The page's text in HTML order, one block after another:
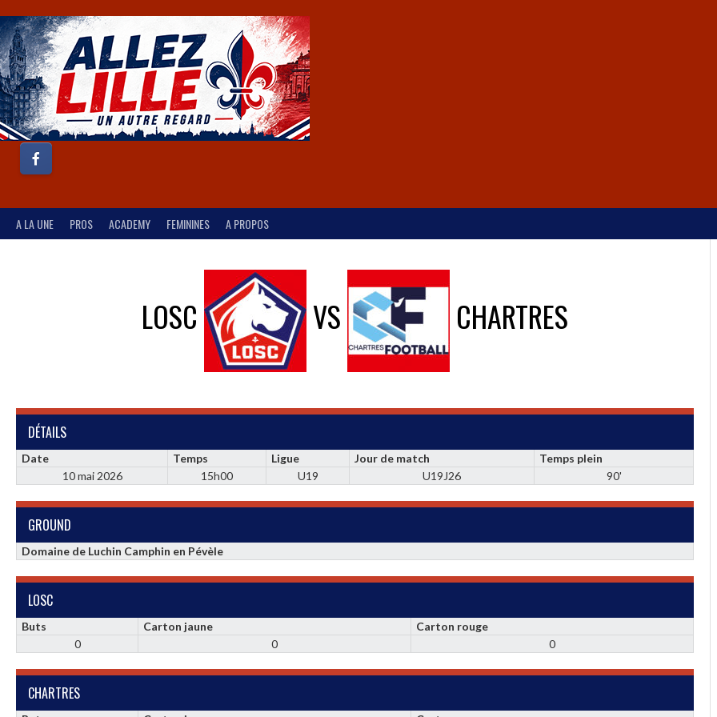
A LA UNE PROS ACADEMY FEMININES A PROPOS
LOSC VS CHARTRES
DÉTAILS
Date Temps Ligue Jour de match
Temps plein
10 mai 2026
15h00 U19 U19J26 90'
GROUND
Domaine de Luchin Camphin en Pévèle
LOSC
Buts Carton jaune
Carton rouge
0
0 0
CHARTRES